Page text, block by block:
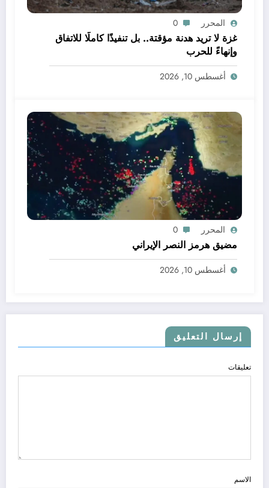
المحرر 0
غزة لا تريد هدنة مؤقتة.. بل تنفيذًا كاملًا للاتفاق
وإنهاءً للحرب
أغسطس 10, 2026
المحرر 0
مضيق هرمز النصر الإيراني
أغسطس 10, 2026
إرسال التعليق
تعليقات
الاسم